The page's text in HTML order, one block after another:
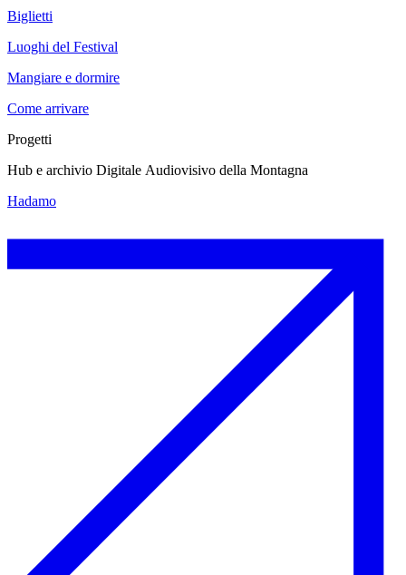
Biglietti
Luoghi del Festival
Mangiare e dormire
Come arrivare
Progetti
Hub e archivio Digitale Audiovisivo della Montagna
Hadamo